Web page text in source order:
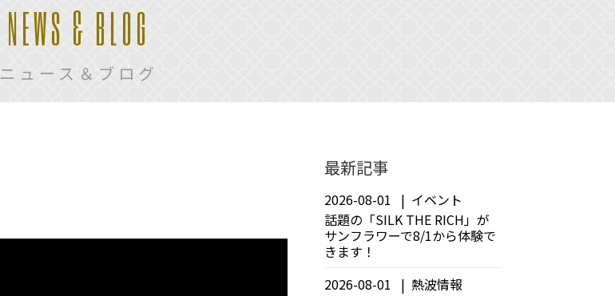
NEWS & BLOG
ニュース＆ブログ
最新記事
2026-08-01
イベント
話題の「SILK THE RICH」が
サンフラワーで8/1から体験で
きます！
2026-08-01
熱波情報